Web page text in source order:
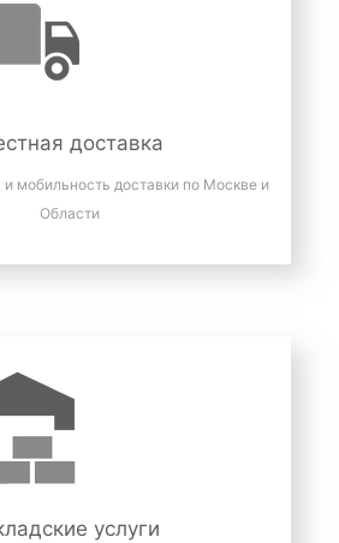
доставка
и мобильность доставки по Москве и
Области
услуги